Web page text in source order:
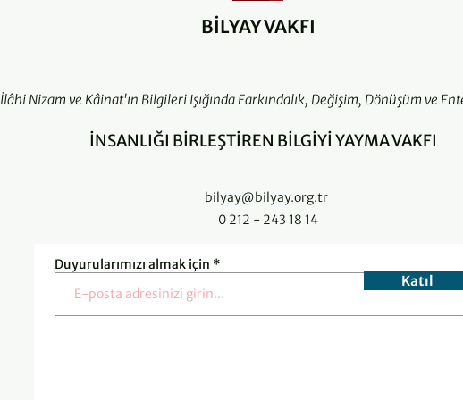
BİLYAY VAKFI
İlâhi Nizam ve Kâinat'ın Bilgileri Işığında Farkındalık, Değişim, Dönüşüm ve
İNSANLIĞI BİRLEŞTİREN BİLGİYİ YAYMA VAKFI
bilyay@bilyay.org.tr
0 212 - 243 18 14
Duyurularımızı almak için
Katıl